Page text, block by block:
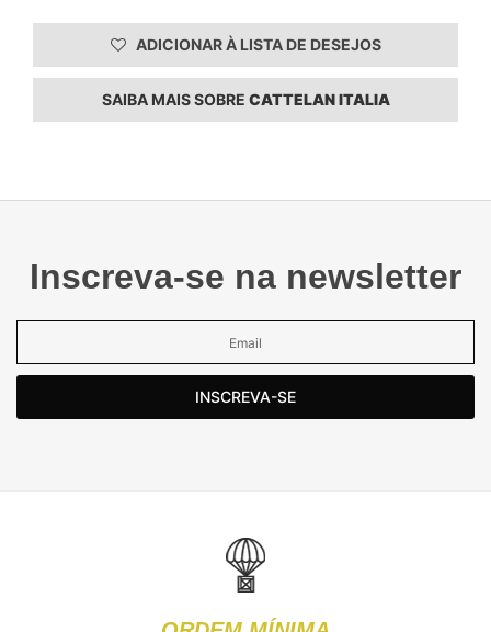
ADICIONAR À LISTA DE DESEJOS
SAIBA MAIS SOBRE CATTELAN ITALIA
Inscreva-se na newsletter
INSCREVA-SE